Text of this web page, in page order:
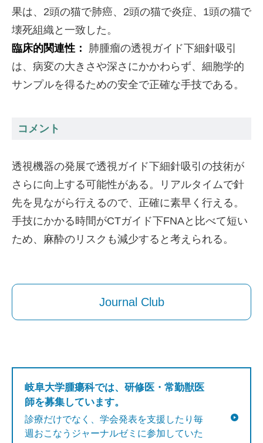
果は、2頭の猫で肺癌、2頭の猫で炎症、1頭の猫で
壊死組織と一致した。
臨床的関連性：
肺腫瘤の透視ガイド下細針吸引
は、病変の大きさや深さにかかわらず、細胞学的
サンプルを得るための安全で正確な手技である。
コメント
透視機器の発展で透視ガイド下細針吸引の技術が
さらに向上する可能性がある。リアルタイムで針
先を見ながら行えるので、正確に素早く行える。
手技にかかる時間がCTガイド下FNAと比べて短い
ため、麻酔のリスクも減少すると考えられる。
Journal Club
岐阜大学腫瘍科では、研修医・常勤獣医
師を募集しています。
診療だけでなく、学会発表を支援したり毎
週おこなうジャーナルゼミに参加していた